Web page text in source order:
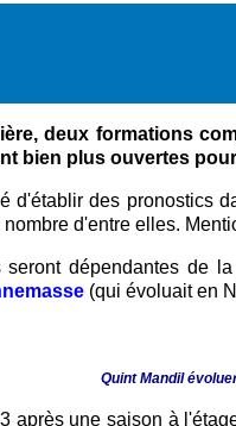
deux formations
bien plus ouvertes
d'établir des pronostics
d'entre elles.
dépendantes de
(qui évoluait en
Quint Mandil
après une saison à